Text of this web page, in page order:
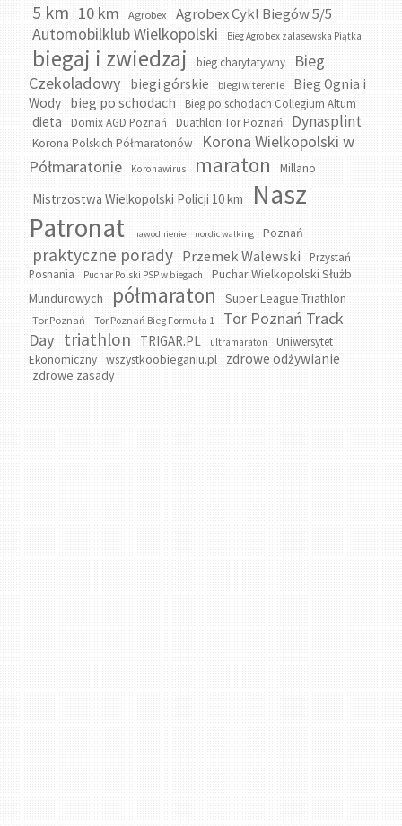
5 km 10 km Agrobex Agrobex Cykl Biegów 5/5
Automobilklub Wielkopolski Bieg Agrobex zalasewska Piątka
biegaj i zwiedzaj bieg charytatywny
Bieg
Czekoladowy
biegi górskie biegi w terenie
Bieg Ognia i
Wody bieg po schodach Bieg po schodach Collegium Altum
dieta Domix AGD Poznań Duathlon Tor Poznań Dynasplint
Korona Polskich Półmaratonów
Korona Wielkopolski w
Półmaratonie
Koronawirus maraton Millano
Mistrzostwa Wielkopolski Policji 10 km
Nasz
Patronat
nawodnienie nordic walking Poznań
praktyczne porady Przemek Walewski
Przystań
Posnania
Puchar Polski PSP w biegach
Puchar Wielkopolski Służb
Mundurowych
półmaraton Super League Triathlon
Tor Poznań Tor Poznań Bieg Formuła 1
Tor Poznań Track
Day triathlon TRIGAR.PL ultramaraton
Uniwersytet
Ekonomiczny
wszystkoobieganiu.pl zdrowe odżywianie
zdrowe zasady